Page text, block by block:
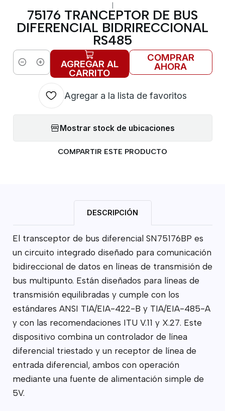
|
75176 TRANCEPTOR DE BUS
DIFERENCIAL BIDRIRECCIONAL
RS485
Cantidad AGREGAR AL
CARRITO
COMPRAR
AHORA
Agregar a la lista de favoritos
Mostrar stock de ubicaciones
COMPARTIR ESTE PRODUCTO
DESCRIPCIÓN
El transceptor de bus diferencial SN75176BP es
un circuito integrado diseñado para comunicación
bidireccional de datos en líneas de transmisión de
bus multipunto. Están diseñados para líneas de
transmisión equilibradas y cumple con los
estándares ANSI TIA/EIA-422-B y TIA/EIA-485-A
y con las recomendaciones ITU V.11 y X.27. Este
dispositivo combina un controlador de línea
diferencial triestado y un receptor de línea de
entrada diferencial, ambos con operación
mediante una fuente de alimentación simple de
5V.